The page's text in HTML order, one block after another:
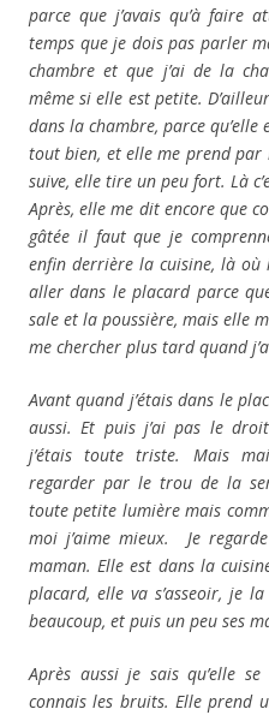
parce que j’avais qu’à faire
temps que je dois pas parler
chambre et que j’ai de la
même si elle est petite.
dans la chambre, parce
tout bien, et elle me prend par
suive, elle tire un peu fort. Là
Après, elle me dit encore que
gâtée il faut que je
enfin derrière la cuisine, là où
aller dans le placard parce
sale et la poussière, mais elle
me chercher plus tard quand
Avant quand j’étais dans le
aussi. Et puis j’ai pas le
j’étais toute triste. Mais
regarder par le trou de la
toute petite lumière mais
moi j’aime mieux. Je
maman. Elle est dans la
placard, elle va s’asseoir, je
beaucoup, et puis un peu ses
Après aussi je sais qu’elle
connais les bruits. Elle prend